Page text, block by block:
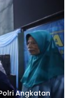
Angkatan